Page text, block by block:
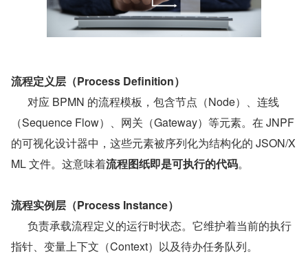
流程定义层（Process Definition）
（Sequence Flow）、网关（Gateway）等元素。在 JNPF
的可视化设计器中，这些元素被序列化为结构化的 JSON/X
ML 文件。这意味着流程图纸即是可执行的代码。
流程实例层（Process Instance）
指针、变量上下文（Context）以及待办任务队列。